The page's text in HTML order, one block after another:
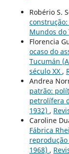
Robério S.
Mundos do
Florencia
ocaso do
Tucumán
século XX ,
Andrea
patrão:
petrolífera
1932) ,
Caroline
Fábrica
reprodução
1968) ,